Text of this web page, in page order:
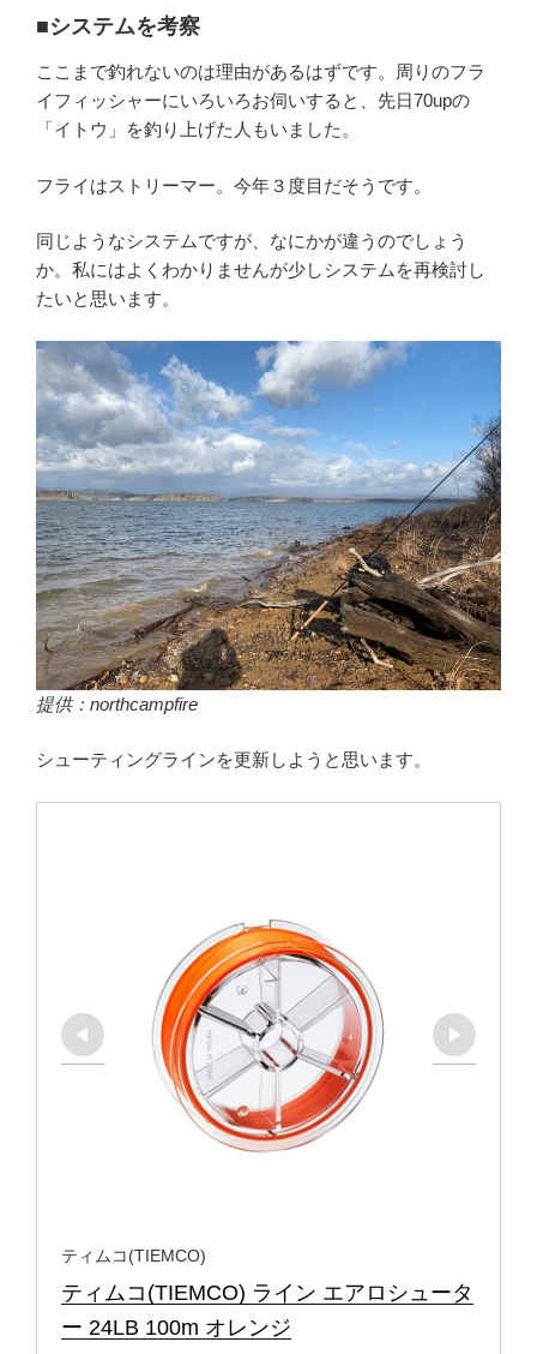
■システムを考察
ここまで釣れないのは理由があるはずです。周りのフラ
イフィッシャーにいろいろお伺いすると、先日70upの
「イトウ」を釣り上げた人もいました。
フライはストリーマー。今年３度目だそうです。
同じようなシステムですが、なにかが違うのでしょう
か。私にはよくわかりませんが少しシステムを再検討し
たいと思います。
提供：northcampfire
シューティングラインを更新しようと思います。
ティムコ(TIEMCO)
ティムコ(TIEMCO) ライン エアロシュータ
ー 24LB 100m オレンジ